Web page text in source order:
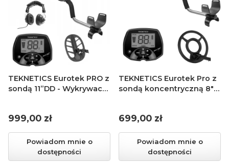
TEKNETICS Eurotek PRO z
sondą 11”DD - Wykrywacz
Cena
999,00 zł
Powiadom mnie o
dostępności
TEKNETICS Eurotek Pro z
sondą koncentryczną 8" -
Cena
699,00 zł
Powiadom mnie o
dostępności